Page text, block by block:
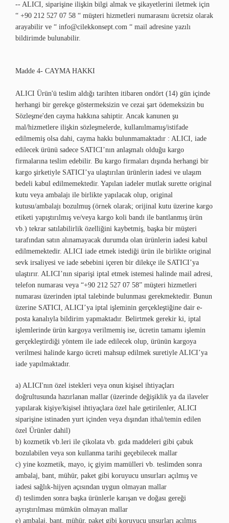
-- ALICI, siparişine ilişkin bilgi almak ve şikayetlerini iletmek için
“ +90 212 527 07 58 “ müşteri hizmetleri numarasını ücretsiz olarak
arayabilir ve “ info@cilekkonsept.com “ mail adresine yazılı
bildirimde bulunabilir.
Madde 4- CAYMA HAKKI
ALICI Ürün'ü teslim aldığı tarihten itibaren ondört (14) gün içinde
herhangi bir gerekçe göstermeksizin ve cezai şart ödemeksizin bu
Sözleşme'den cayma hakkına sahiptir. Ancak kanunen şu
mal/hizmetlere ilişkin sözleşmelerde, kullanılmamış/istifade
edilmemiş olsa dahi, cayma hakkı bulunmamaktadır : ALICI, iade
edilecek ürünü sadece SATICI’nın anlaşmalı olduğu kargo
firmalarına teslim edebilir. Bu kargo firmaları dışında herhangi bir
kargo şirketiyle SATICI’ya ulaştırılan ürünlerin iadesi ve ulaşım
bedeli kabul edilmemektedir. Yapılan iadeler mutlak surette original
kutu veya ambalajı ile birlikte yapılacak olup, original
kutusu/ambalajı bozulmuş (örnek olarak; orijinal kutu üzerine kargo
etiketi yapıştırılmış ve/veya kargo koli bandı ile bantlanmış ürün
vb.) tekrar satılabilirlik özelliğini kaybetmiş, başka bir müşteri
tarafından satın alınamayacak durumda olan ürünlerin iadesi kabul
edilmemektedir. ALICI iade etmek istediği ürün ile birlikte original
sevk irsaliyesi ve iade sebebini içeren bir dilekçe ile SATICI’ya
ulaştırır. ALICI’nın siparişi iptal etmek istemesi halinde mail adresi,
telefon numarası veya “+90 212 527 07 58” müşteri hizmetleri
numarası üzerinden iptal talebinde bulunması gerekmektedir. Bunun
üzerine SATICI, ALICI’ya iptal işleminin gerçekleştiğine dair e-
posta kanalıyla bildirim yapmaktadır. Belirtmek gerekir ki, iptal
işlemlerinde ürün kargoya verilmemiş ise, ücretin tamamı işlemin
gerçekleştirdiği yöntem ile iade edilecek olup, ürünün kargoya
verilmesi halinde kargo ücreti mahsup edilmek suretiyle ALICI’ya
iade yapılmaktadır.
a) ALICI'nın özel istekleri veya onun kişisel ihtiyaçları
doğrultusunda hazırlanan mallar (üzerinde değişiklik ya da ilaveler
yapılarak kişiye/kişisel ihtiyaçlara özel hale getirilenler, ALICI
siparişine istinaden yurt içinden veya dışından ithal/temin edilen
özel Ürünler dahil)
b) kozmetik vb.leri ile çikolata vb. gıda maddeleri gibi çabuk
bozulabilen veya son kullanma tarihi geçebilecek mallar
c) yine kozmetik, mayo, iç giyim mamülleri vb. teslimden sonra
ambalaj, bant, mühür, paket gibi koruyucu unsurları açılmış ve
iadesi sağlık-hijyen açısından uygun olmayan mallar
d) teslimden sonra başka ürünlerle karışan ve doğası gereği
ayrıştırılması mümkün olmayan mallar
e) ambalaj, bant, mühür, paket gibi koruyucu unsurları açılmış